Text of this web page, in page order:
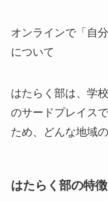
オンラインで「自
について
はたらく部は、学
のサードプレイス
ため、どんな地域
はたらく部の特徴